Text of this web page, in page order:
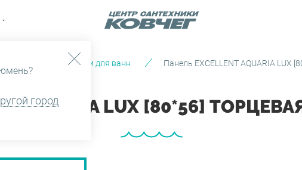
город
Панели для ванн Панель EXCELLENT AQUARIA LUX
AQUARIA LUX [80*56]